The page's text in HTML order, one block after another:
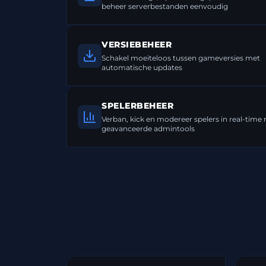
beheer serverbestanden eenvoudig
VERSIEBEHEER
Schakel moeiteloos tussen gameversies met
automatische updates
SPELERBEHEER
Verban, kick en modereer spelers in real-time
geavanceerde admintools